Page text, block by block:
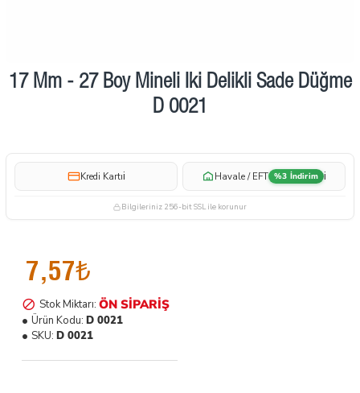
Ön Sipariş
17 Mm - 27 Boy Mineli İki Delikli Sade Düğme
D 0021
Kredi Kartıi Havale / EFT %3 İndirim i
Bilgileriniz 256-bit SSL ile korunur
7,57₺
Stok Miktarı: ÖN SIPARIŞ
Ürün Kodu: D 0021
SKU: D 0021